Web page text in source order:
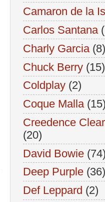
Camaron de la
Carlos Santana
Charly Garcia (8)
Chuck Berry (15)
Coldplay (2)
Coque Malla (15)
Creedence
(20)
David Bowie (74)
Deep Purple (36)
Def Leppard (2)